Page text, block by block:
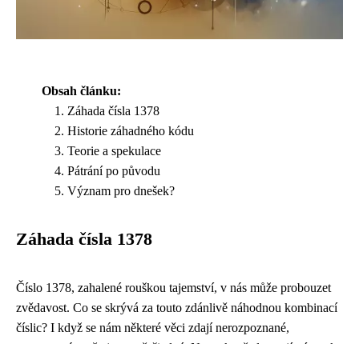
Obsah článku:
Záhada čísla 1378
Historie záhadného kódu
Teorie a spekulace
Pátrání po původu
Význam pro dnešek?
Záhada čísla 1378
Číslo 1378, zahalené rouškou tajemství, v nás může probouzet
zvědavost. Co se skrývá za touto zdánlivě náhodnou kombinací
číslic? I když se nám některé věci zdají nerozpoznané,